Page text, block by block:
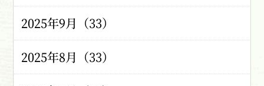
2025年9月（33）
2025年8月（33）